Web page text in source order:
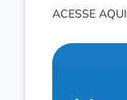
ACESSE AQUI